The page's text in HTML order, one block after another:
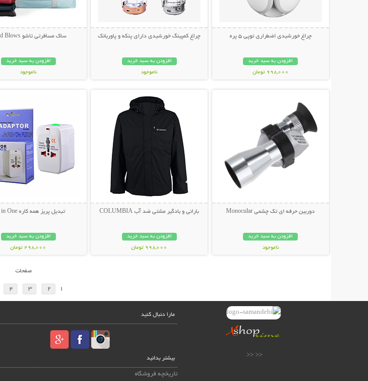
چراغ خورشیدی اضطراری توپی 5 پره
افزودن به سبد خرید
998,000 تومان
چراغ کمپینگ خورشیدی دارای پنکه و پاوربانک
افزودن به سبد خرید
ناموجود
ساک مسافرتی تاشو Wind Blows
افزودن به سبد خرید
ناموجود
دوربین حرفه ای تک چشمی Monocular
افزودن به سبد خرید
ناموجود
بارانی و بادگیر مشتی ضد آب COLUMBIA
افزودن به سبد خرید
998,000 تومان
تبدیل پریز همه کاره All in One
افزودن به سبد خرید
298,000 تومان
صفحات
1
2
3
4
<< <<
مارا دنبال کنید
بیشتر بدانید
تاریخچه فروشگاه